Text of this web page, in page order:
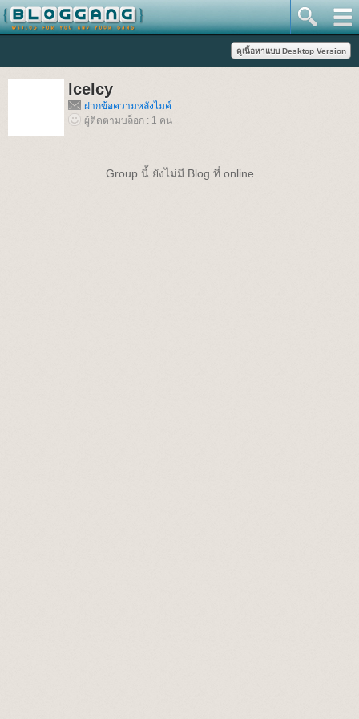
lcelcy
ฝากข้อความหลังไมค์
ผู้ติดตามบล็อก : 1 คน
Group นี้ ยังไม่มี Blog ที่ online